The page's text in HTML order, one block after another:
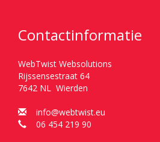
Contactinformatie
WebTwist Websolutions
Rijssensestraat 64
7642 NL Wierden
info@webtwist.eu
06 454 219 90